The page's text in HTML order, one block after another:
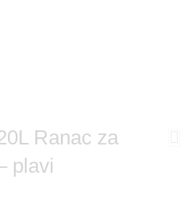
Ranac za
plavi